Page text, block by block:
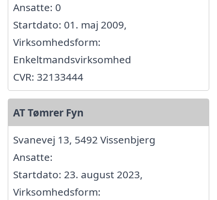
Ansatte: 0
Startdato: 01. maj 2009,
Virksomhedsform:
Enkeltmandsvirksomhed
CVR: 32133444
AT Tømrer Fyn
Svanevej 13, 5492 Vissenbjerg
Ansatte:
Startdato: 23. august 2023,
Virksomhedsform: